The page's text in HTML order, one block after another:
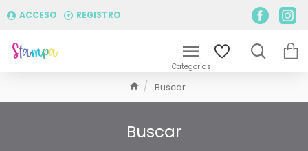
ACCESO REGISTRO
Buscar
Buscar